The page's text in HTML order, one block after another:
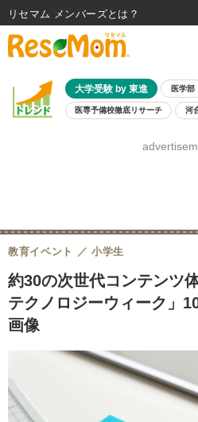
大学受験 by 東進 医学部
医専予備校徹底リサーチ 河
8月開催学校説明会
約30の次世代コンテンツ
テクノロジーウィーク」
画像
教育イベント 小学生
リセマム メンバーズ